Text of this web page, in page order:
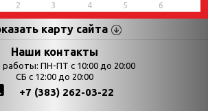
2 3 4 5 6
карту сайта
Категории
Выставки
День в истории
Наши контакты
работы: ПН-ПТ с 10:00 до 20:00
СБ с 12:00 до 20:00
+7 (383) 262-03-22